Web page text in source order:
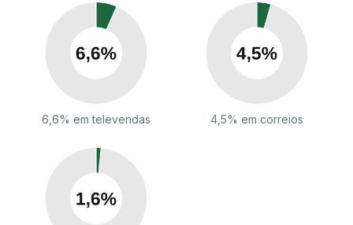
6,6% em televendas 4,5% em correios